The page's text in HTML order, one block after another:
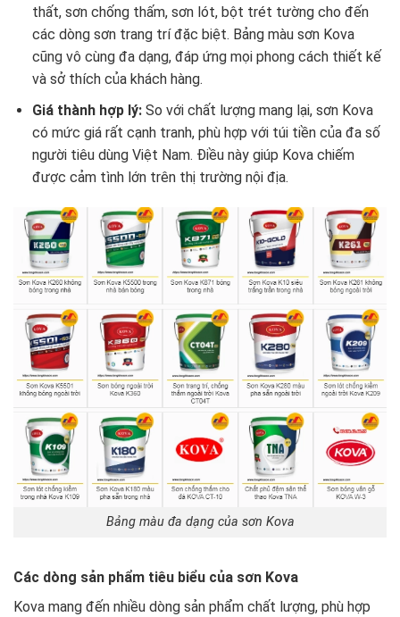
thất, sơn chống thấm, sơn lót, bột trét tường cho đến
các dòng sơn trang trí đặc biệt. Bảng màu sơn Kova
cũng vô cùng đa dạng, đáp ứng mọi phong cách thiết kế
và sở thích của khách hàng.
Giá thành hợp lý:So với chất lượng mang lại, sơn Kova
có mức giá rất cạnh tranh, phù hợp với túi tiền của đa số
người tiêu dùng Việt Nam. Điều này giúp Kova chiếm
được cảm tình lớn trên thị trường nội địa.
Bảng màu đa dạng của sơn Kova
Các dòng sản phẩm tiêu biểu của sơn Kova
Kova mang đến nhiều dòng sản phẩm chất lượng, phù hợp